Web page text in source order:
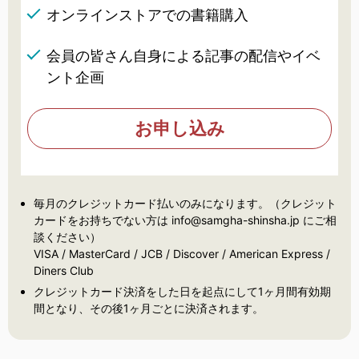
オンラインストアでの書籍購入
会員の皆さん自身による記事の配信やイベ
ント企画
お申し込み
毎月のクレジットカード払いのみになります。（クレジット
カードをお持ちでない方は info@samgha-shinsha.jp にご相
談ください）
VISA / MasterCard / JCB / Discover / American Express /
Diners Club
クレジットカード決済をした日を起点にして1ヶ月間有効期
間となり、その後1ヶ月ごとに決済されます。